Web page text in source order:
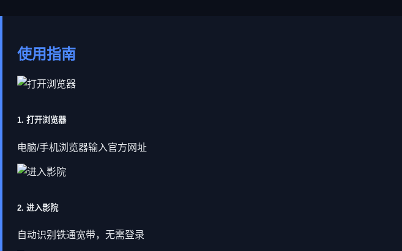
使用指南
1. 打开浏览器
电脑/手机浏览器输入官方网址
2. 进入影院
自动识别铁通宽带，无需登录